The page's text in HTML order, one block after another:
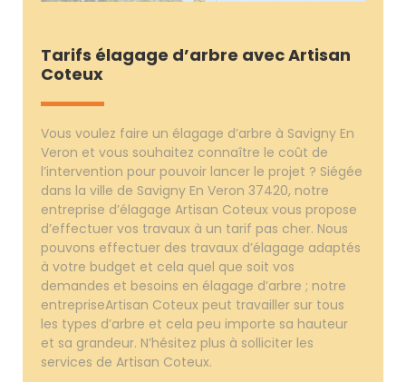
Tarifs élagage d’arbre avec Artisan
Coteux
Vous voulez faire un élagage d’arbre à Savigny En
Veron et vous souhaitez connaître le coût de
l’intervention pour pouvoir lancer le projet ? Siégée
dans la ville de Savigny En Veron 37420, notre
entreprise d’élagage Artisan Coteux vous propose
d’effectuer vos travaux à un tarif pas cher. Nous
pouvons effectuer des travaux d’élagage adaptés
à votre budget et cela quel que soit vos
demandes et besoins en élagage d’arbre ; notre
entrepriseArtisan Coteux peut travailler sur tous
les types d’arbre et cela peu importe sa hauteur
et sa grandeur. N’hésitez plus à solliciter les
services de Artisan Coteux.